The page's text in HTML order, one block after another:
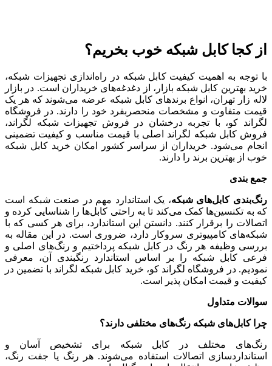
از کجا کابل شبکه خوب بخریم؟
با توجه به اهمیت کیفیت کابل شبکه در راه‌اندازی تجهیزات شبکه،
خرید بهترین کابل شبکه بازار، از دغدغه‌های خریداران است. در بازار
لاله زار تهران، انواع برندهای کابل شبکه عرضه می‌شوند که هر یک
قیمت متفاوت و مشخصات منحصربفرد خود را دارند. در فروشگاه
لگراند کو، با تجربه درخشان در فروش تجهیزات شبکه لگراند،
فروش کابل شبکه لگراند اصلی با قیمت مناسب و کیفیت تضمینی
انجام می‌شود. خریداران از سراسر کشور امکان خرید کابل شبکه
خوب از بهترین برند را دارند.
جمع بندی
رنگ‌بندی کابل‌های شبکه، یک استاندارد مهم در صنعت شبکه است
که به تکنسین‌ها کمک می‌کند تا به راحتی کابل‌ها را شناسایی کرده و
اتصالات را برقرار کنند. دانستن این استاندارد، برای هر کسی که با
شبکه‌های کامپیوتری سروکار دارد، ضروری است. در این مقاله به
بررسی وظیفه هر رنگ در کابل شبکه پرداختیم و رنگ‌های اصلی و
فرعی کابل شبکه را بر اساس استاندارد رنگبندی آن، معرفی
نمودیم. در فروشگاه لگراند کو، خرید کابل شبکه لگراند با تضمین در
کیفیت و قیمت امکان پذیر است.
سوالات متداول
چرا کابل‌های شبکه رنگ‌های مختلفی دارند؟
رنگ‌های مختلف در کابل شبکه برای تشخیص آسان و
استانداردسازی اتصالات استفاده می‌شوند. هر رنگ یا جفت رنگ،